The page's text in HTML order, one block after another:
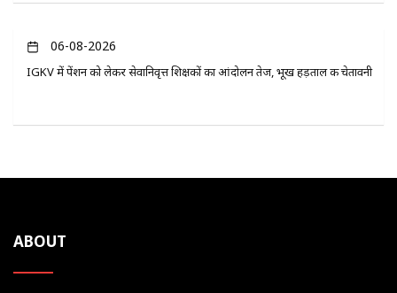
06-08-2026
IGKV में पेंशन को लेकर सेवानिवृत्त शिक्षकों का आंदोलन तेज, भूख हड़ताल की चेतावनी
ABOUT